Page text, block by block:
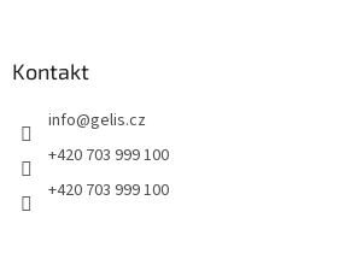
Kontakt
info@gelis.cz
+420 703 999 100
+420 703 999 100